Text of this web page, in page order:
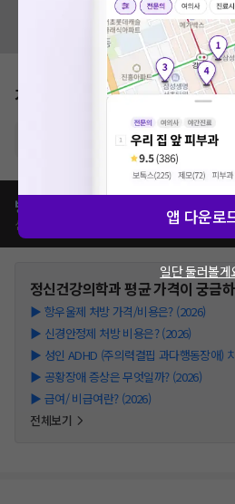
혹시 잘못된 병원정보가 있나요?
모두닥 팀에 알려주세요!
가격표
※ 해당병원의 비급여 가격표는 현재 준비중
병원별 치료 가격 비교
심평원가, 이벤트가, 모두닥 리뷰가 등
정신건강의학과평균 가격이 궁금
▶ 항우울제 처방 가격/비용은? (2026)
▶ 신경안정제 처방 비용은? (2026)
▶ 성인 ADHD (주의력결핍 과다행동장애)
▶ 공황장애 증상은 무엇일까? (2026)
▶ 급여/ 비급여란? (2026)
전체보기
요청하신 작업을 처리하지 못
네트워크 또는 서버의 일시적인 오
세요. 지속적으로 문제가 발생할 경
앱 다운로
일단 둘러볼게